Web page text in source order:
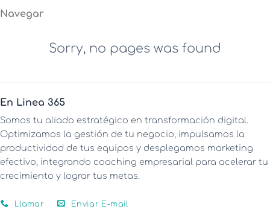
Navegar
Sorry, no pages was found
En Linea 365
Somos tu aliado estratégico en transformación digital.
Optimizamos la gestión de tu negocio, impulsamos la
productividad de tus equipos y desplegamos marketing
efectivo, integrando coaching empresarial para acelerar tu
crecimiento y lograr tus metas.
Llamar Enviar E-mail